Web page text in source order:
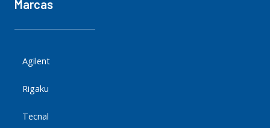
Marcas
Agilent
Rigaku
Tecnal